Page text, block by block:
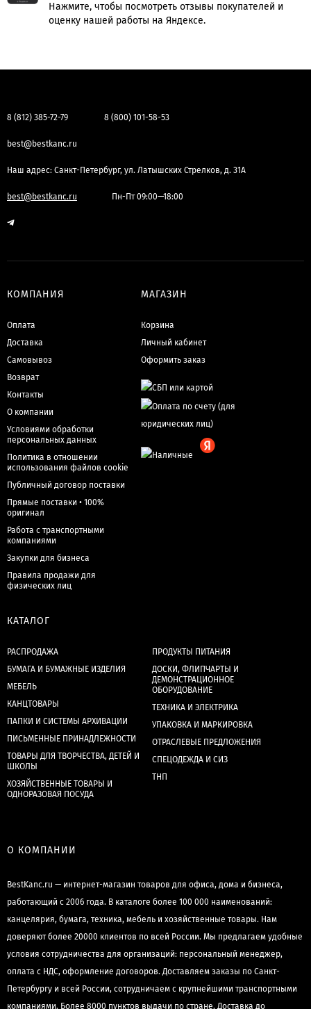
Нажмите, чтобы посмотреть отзывы покупателей и
оценку нашей работы на Яндексе.
8 (812) 385-72-79 8 (800) 101-58-53
best@bestkanc.ru
Наш адрес: Санкт-Петербург, ул. Латышских Стрелков, д. 31А
best@bestkanc.ru Пн-Пт 09:00—18:00
КОМПАНИЯ
Оплата
Доставка
Самовывоз
Возврат
Контакты
О компании
Условиями обработки
персональных данных
Политика в отношении
использования файлов cookie
Публичный договор поставки
Прямые поставки • 100%
оригинал
Работа с транспортными
компаниями
Закупки для бизнеса
Правила продажи для
физических лиц
МАГАЗИН
Корзина
Личный кабинет
Оформить заказ
КАТАЛОГ
РАСПРОДАЖА
БУМАГА И БУМАЖНЫЕ ИЗДЕЛИЯ
МЕБЕЛЬ
КАНЦТОВАРЫ
ПАПКИ И СИСТЕМЫ АРХИВАЦИИ
ПИСЬМЕННЫЕ ПРИНАДЛЕЖНОСТИ
ТОВАРЫ ДЛЯ ТВОРЧЕСТВА, ДЕТЕЙ И
ШКОЛЫ
ХОЗЯЙСТВЕННЫЕ ТОВАРЫ И
ОДНОРАЗОВАЯ ПОСУДА
ПРОДУКТЫ ПИТАНИЯ
ДОСКИ, ФЛИПЧАРТЫ И
ДЕМОНСТРАЦИОННОЕ
ОБОРУДОВАНИЕ
ТЕХНИКА И ЭЛЕКТРИКА
УПАКОВКА И МАРКИРОВКА
ОТРАСЛЕВЫЕ ПРЕДЛОЖЕНИЯ
СПЕЦОДЕЖДА И СИЗ
ТНП
О КОМПАНИИ
BestKanc.ru — интернет-магазин товаров для офиса, дома и бизнеса,
работающий с 2006 года. В каталоге более 100 000 наименований:
канцелярия, бумага, техника, мебель и хозяйственные товары. Нам
доверяют более 20000 клиентов по всей России. Мы предлагаем удобные
условия сотрудничества для организаций: персональный менеджер,
оплата с НДС, оформление договоров. Доставляем заказы по Санкт-
Петербургу и всей России, сотрудничаем с крупнейшими транспортными
компаниями. Более 8000 пунктов выдачи по стране. Доставка до